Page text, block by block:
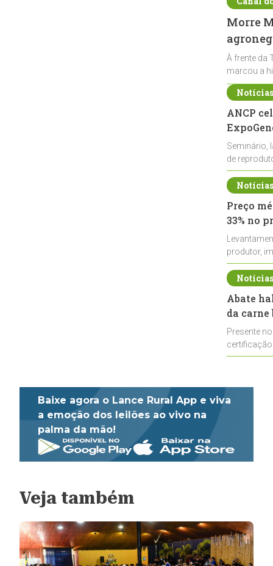
Morre
À frente da
marcou a
ANCP
Seminário,
de
durante a
Preço
33% no
produtor,
de leite cru
Abate
da
Presente
Baixe agora o Lance Rural App e viva
a emoção dos leilões ao vivo na
palma da mão!
Veja também